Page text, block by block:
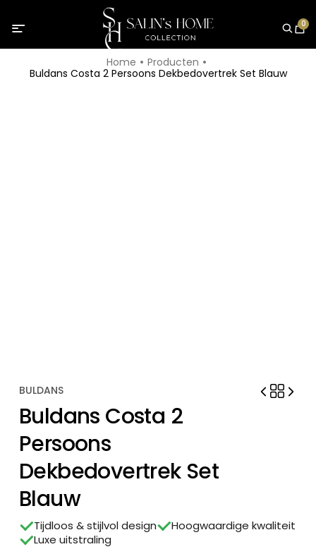
0
Home
Producten
Buldans Costa 2 Persoons Dekbedovertrek Set Blauw
BULDANS
Buldans Costa 2
Persoons
Dekbedovertrek Set
Blauw
Tijdloos & stijlvol design
Hoogwaardige kwaliteit
Luxe uitstraling